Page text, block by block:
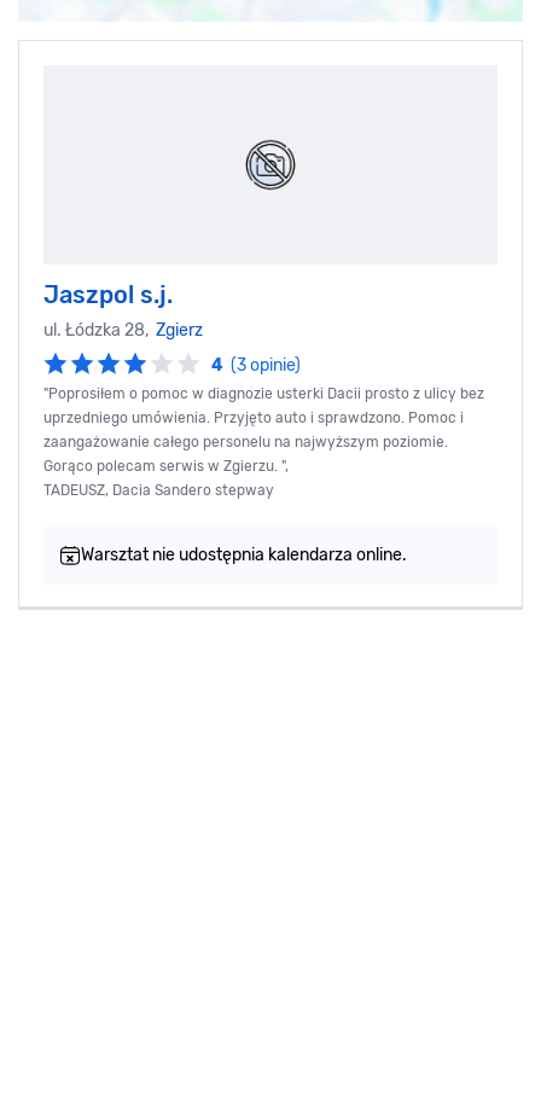
Jaszpol s.j.
ul. Łódzka 28, Zgierz
4 (3 opinie)
"Poprosiłem o pomoc w diagnozie usterki Dacii prosto z ulicy bez
uprzedniego umówienia. Przyjęto auto i sprawdzono. Pomoc i
zaangażowanie całego personelu na najwyższym poziomie.
Gorąco polecam serwis w Zgierzu. ",
TADEUSZ, Dacia Sandero stepway
Warsztat nie udostępnia kalendarza online.